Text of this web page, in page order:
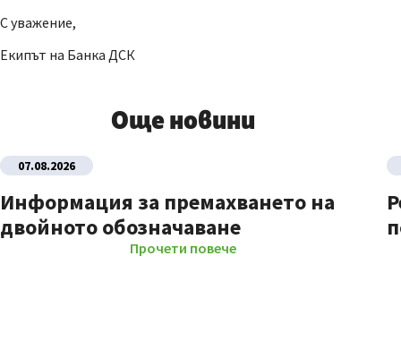
С уважение,
Екипът на Банка ДСК
Още новини
07.08.2026
Информация за премахването на
двойното обозначаване
Прочети повече